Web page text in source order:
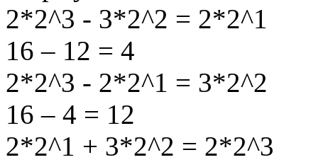
2*2^3 - 3*2^2 = 2*2^1
16 – 12 = 4
2*2^3 - 2*2^1 = 3*2^2
16 – 4 = 12
2*2^1 + 3*2^2 = 2*2^3